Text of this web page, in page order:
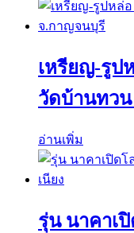
เหรียญ-รูป
วัดบ้านทว
อ่านเพิ่ม
รุ่น นาคาเ